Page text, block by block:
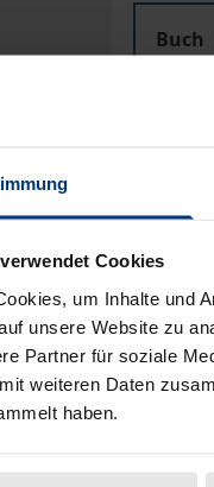
Cookies
um Inhalte und
unsere Website zu
Partner für soziale
weiteren Daten
haben.
Buch
Hinweise
Bibliografische